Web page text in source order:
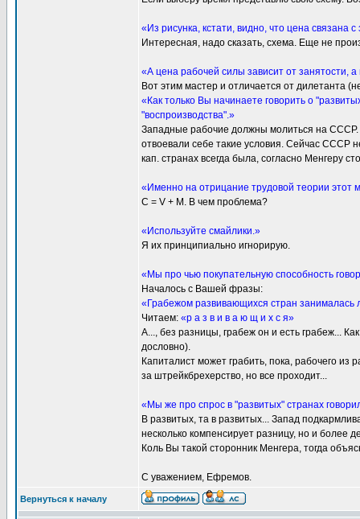
«Из рисунка, кстати, видно, что цена связана
Интересная, надо сказать, схема. Еще не
«А цена рабочей силы зависит от занятости,
Вот этим мастер и отличается от дилетанта
«Как только Вы начинаете говорить о
"воспроизводства".»
Западные рабочие должны молиться на СССР.
отвоевали себе такие условия. Сейчас СССР
кап. странах всегда была, согласно Менгеру
«Именно на отрицание трудовой теории этот
С = V + M. В чем проблема?
«Используйте смайлики.»
Я их принципиально игнорирую.
«Мы про чью покупательную способность
Началось с Вашей фразы:
«Грабежом развивающихся стран
Читаем: «р а з в и в а ю щ и х с я»
А..., без разницы, грабеж он и есть грабеж...
дословно).
Капиталист может грабить, пока, рабочего
за штрейкбрехерство, но все проходит...
«Мы же про спрос в "развитых" странах
В развитых, та в развитых... Запад
несколько компенсирует разницу, но и более
Коль Вы такой сторонник Менгера, тогда
С уважением, Ефремов.
Вернуться к началу